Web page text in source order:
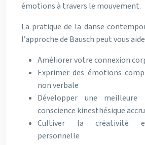
émotions à travers le mouvement.
La pratique de la danse
l’approche de Bausch peut vous
Améliorer votre connexion
Exprimer des émotions
non verbale
Développer une
conscience kinesthésique
Cultiver la créativité et
personnelle